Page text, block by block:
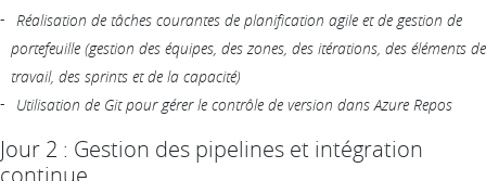
Réalisation de tâches courantes de planification agile et de gestion de
portefeuille (gestion des équipes, des zones, des itérations, des éléments de
travail, des sprints et de la capacité)
Utilisation de Git pour gérer le contrôle de version dans Azure Repos
Jour 2 : Gestion des pipelines et intégration
continue